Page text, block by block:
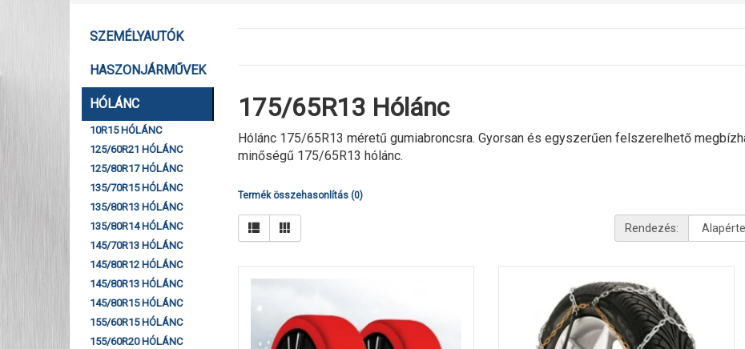
SZEMÉLYAUTÓK
HASZONJÁRMŰVEK
HÓLÁNC
10R15 HÓLÁNC
125/60R21 HÓLÁNC
125/80R17 HÓLÁNC
135/70R15 HÓLÁNC
135/80R13 HÓLÁNC
135/80R14 HÓLÁNC
145/70R13 HÓLÁNC
145/80R12 HÓLÁNC
145/80R13 HÓLÁNC
145/80R15 HÓLÁNC
155/60R15 HÓLÁNC
155/60R20 HÓLÁNC
175/65R13 Hólánc
Hólánc 175/65R13 méretű gumiabroncsra. Gyorsan és egyszerűen felszerelhető
minőségű 175/65R13 hólánc.
Termék összehasonlítás (0)
Rendezés: